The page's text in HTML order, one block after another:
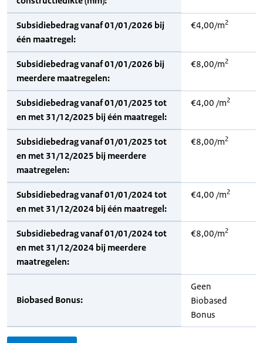
Subsidiebedrag vanaf 01/01/2026 bij
één maatregel:
€4,00/m2
Subsidiebedrag vanaf 01/01/2026 bij
meerdere maatregelen:
€8,00/m2
Subsidiebedrag vanaf 01/01/2025 tot
en met 31/12/2025 bij één maatregel:
€4,00 /m2
Subsidiebedrag vanaf 01/01/2025 tot
en met 31/12/2025 bij meerdere
maatregelen:
€8,00/m2
Subsidiebedrag vanaf 01/01/2024 tot
en met 31/12/2024 bij één maatregel:
€4,00 /m2
Subsidiebedrag vanaf 01/01/2024 tot
en met 31/12/2024 bij meerdere
maatregelen:
€8,00/m2
Biobased Bonus:
Geen
Biobased
Bonus